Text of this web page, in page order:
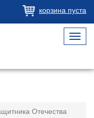
корзина пуста
Отечества